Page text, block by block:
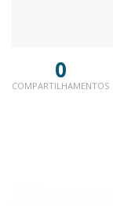
0
COMPARTILHAMENTOS